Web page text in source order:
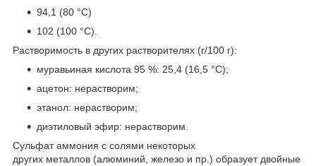
94,1 (80 °C)
102 (100 °C).
Растворимость в других растворителях (г/100 г):
муравьиная кислота 95 %: 25,4 (16,5 °C);
ацетон: нерастворим;
этанол: нерастворим;
диэтиловый эфир: нерастворим.
Сульфат аммония с солями некоторых
других металлов (алюминий, железо и пр.) образует двойные